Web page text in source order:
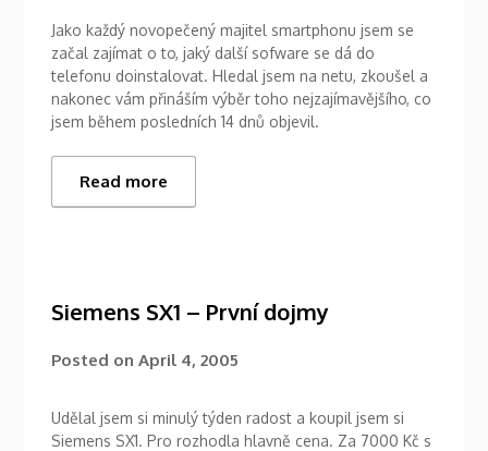
Jako každý novopečený majitel smartphonu jsem se
začal zajímat o to, jaký další sofware se dá do
telefonu doinstalovat. Hledal jsem na netu, zkoušel a
nakonec vám přináším výběr toho nejzajímavějšího, co
jsem během posledních 14 dnů objevil.
Read more
Siemens SX1 – První dojmy
Posted onApril 4, 2005
Udělal jsem si minulý týden radost a koupil jsem si
Siemens SX1. Pro rozhodla hlavně cena. Za 7000 Kč s